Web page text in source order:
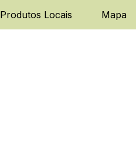
Produtos Locais Mapa